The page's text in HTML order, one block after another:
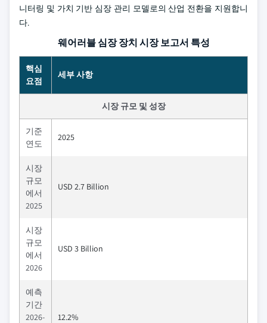
니터링 및 가치 기반 심장 관리 모델로의 산업 전환을 지원합니
다.
웨어러블 심장 장치 시장 보고서 특성
핵심
요점
세부 사항
시장 규모 및 성장
기준
연도
2025
시장
규모
에서
2025
USD 2.7 Billion
시장
규모
에서
2026
USD 3 Billion
예측
기간
2026-
12.2%